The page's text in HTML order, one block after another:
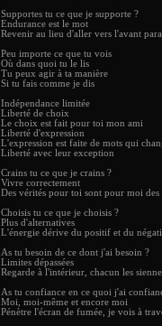
Supportes tu ce que je supporte ?
Endurance est le mot
Revenir au lieu d'aller vers l'avant
Peu importe ce que tu vois
Où dans quoi tu le lis
Tu peux agir à ta manière
Si tu fais comme je dis
Indépendance limitée
Liberté de choix
Le choix est fait pour toi mon ami
Liberté d'expression
L'expression est faite de mots qui
Liberté avec leur exception
Crains tu ce que je crains ?
Vivre correctement
Des vérités pour toi sont pour moi des
Choisis tu ce que je choisis ?
Plus d'alternatives
L'énergie dérive du positif et du
As tu besoin de ce dont j'ai besoin ?
Limites dépassées
Regarde à l'intérieur, chacun les
As tu confiance en ce quoi j'ai
Moi, moi-même et encore moi
Pénètre l'écran de fumée, je vois à